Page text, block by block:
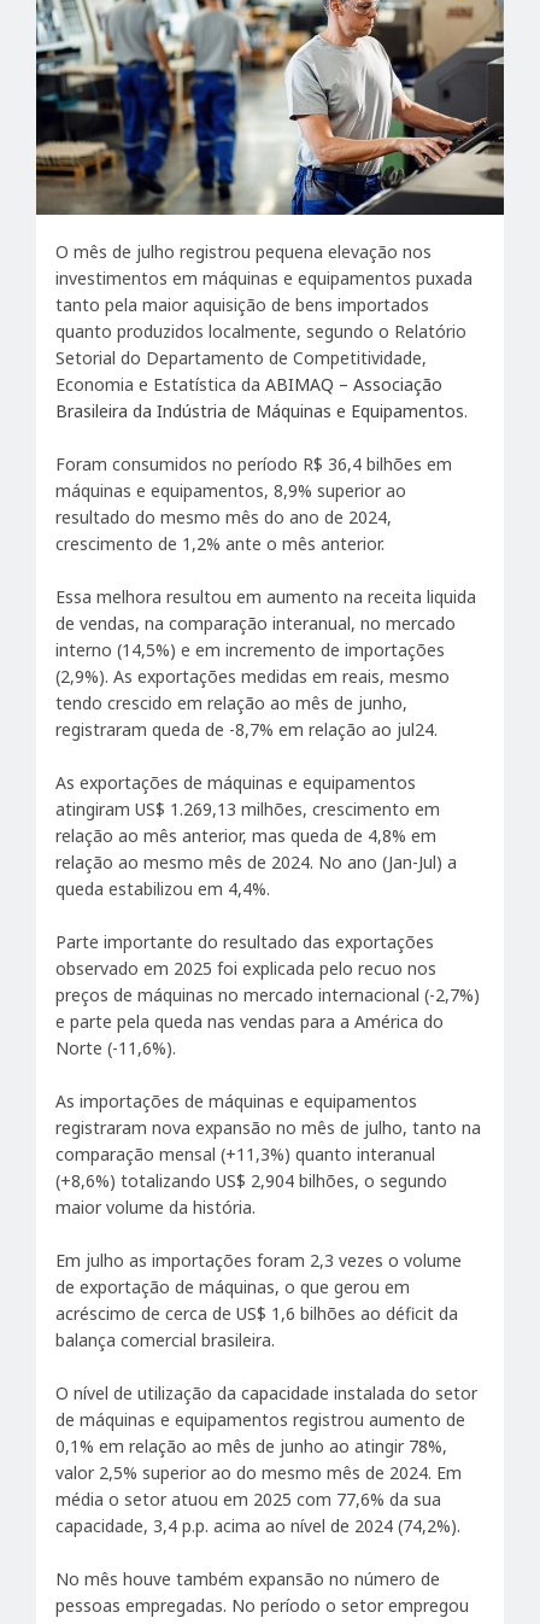
O mês de julho registrou pequena elevação nos
investimentos em máquinas e equipamentos puxada
tanto pela maior aquisição de bens importados
quanto produzidos localmente, segundo o Relatório
Setorial do Departamento de Competitividade,
Economia e Estatística da ABIMAQ – Associação
Brasileira da Indústria de Máquinas e Equipamentos.
Foram consumidos no período R$ 36,4 bilhões em
máquinas e equipamentos, 8,9% superior ao
resultado do mesmo mês do ano de 2024,
crescimento de 1,2% ante o mês anterior.
Essa melhora resultou em aumento na receita liquida
de vendas, na comparação interanual, no mercado
interno (14,5%) e em incremento de importações
(2,9%). As exportações medidas em reais, mesmo
tendo crescido em relação ao mês de junho,
registraram queda de -8,7% em relação ao jul24.
As exportações de máquinas e equipamentos
atingiram US$ 1.269,13 milhões, crescimento em
relação ao mês anterior, mas queda de 4,8% em
relação ao mesmo mês de 2024. No ano (Jan-Jul) a
queda estabilizou em 4,4%.
Parte importante do resultado das exportações
observado em 2025 foi explicada pelo recuo nos
preços de máquinas no mercado internacional (-2,7%)
e parte pela queda nas vendas para a América do
Norte (-11,6%).
As importações de máquinas e equipamentos
registraram nova expansão no mês de julho, tanto na
comparação mensal (+11,3%) quanto interanual
(+8,6%) totalizando US$ 2,904 bilhões, o segundo
maior volume da história.
Em julho as importações foram 2,3 vezes o volume
de exportação de máquinas, o que gerou em
acréscimo de cerca de US$ 1,6 bilhões ao déficit da
balança comercial brasileira.
O nível de utilização da capacidade instalada do setor
de máquinas e equipamentos registrou aumento de
0,1% em relação ao mês de junho ao atingir 78%,
valor 2,5% superior ao do mesmo mês de 2024. Em
média o setor atuou em 2025 com 77,6% da sua
capacidade, 3,4 p.p. acima ao nível de 2024 (74,2%).
No mês houve também expansão no número de
pessoas empregadas. No período o setor empregou